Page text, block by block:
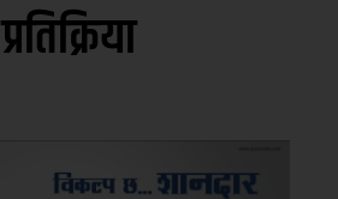
प्रतिक्रिया